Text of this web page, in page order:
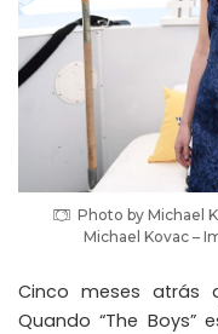
Photo by Michael
Michael Kovac –
Cinco meses atrás
Quando “The Boys”